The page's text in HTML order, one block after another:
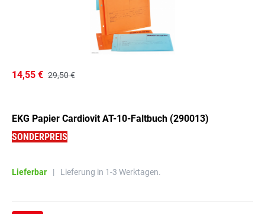
14,55 € 29,50 €
EKG Papier Cardiovit AT-10-Faltbuch (290013)
SONDERPREIS
Lieferbar | Lieferung in 1-3 Werktagen.